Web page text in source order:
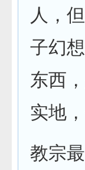
人，
子幻
东西
实地
教宗